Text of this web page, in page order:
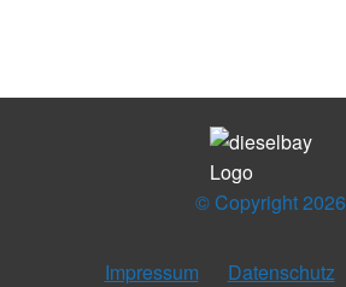
© Copyright 2026
Impressum Datenschutz